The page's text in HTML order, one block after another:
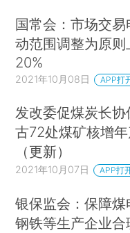
国常会：市场交
动范围调整为原则
20%
2021年10月08日 APP打
发改委促煤炭长协
古72处煤矿核增
（更新）
2021年10月07日 APP打
银保监会：保障煤
钢铁等生产企业